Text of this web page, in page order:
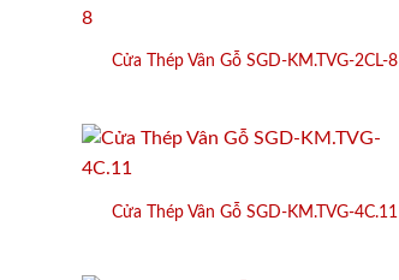
Cửa Thép Vân Gỗ SGD-KM.TVG-2CL-8
Cửa Thép Vân Gỗ SGD-KM.TVG-4C.11